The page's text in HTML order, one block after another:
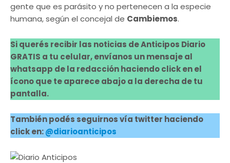
gente que es parásito y no pertenecen a la especie
humana, según el concejal de Cambiemos.
Si querés recibir las noticias de Anticipos Diario
GRATIS a tu celular, envíanos un mensaje al
whatsapp de la redacción haciendo click en el
ícono que te aparece abajo a la derecha de tu
pantalla.
También podés seguirnos vía twitter haciendo
click en:@diarioanticipos